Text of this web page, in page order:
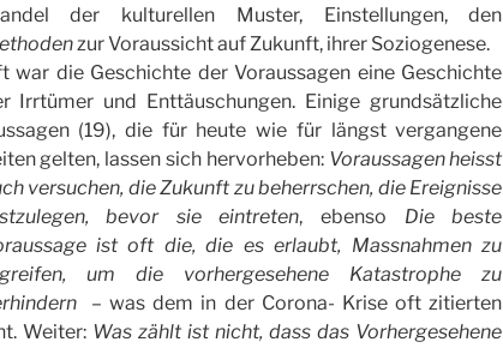
der kulturellen Muster, Einstellungen, den
zur Voraussicht auf Zukunft, ihrer Soziogenese.
war die Geschichte der Voraussagen eine Geschichte
Irrtümer und Enttäuschungen. Einige grundsätzliche
(19), die für heute wie für längst vergangene
gelten, lassen sich hervorheben: Voraussagen heisst
versuchen, die Zukunft zu beherrschen, die Ereignisse
bevor sie eintreten, ebenso Die beste
ist oft die, die es erlaubt, Massnahmen zu
um die vorhergesehene Katastrophe zu
– was dem in der Corona- Krise oft zitierten
Weiter: Was zählt ist nicht, dass das Vorhergesehene